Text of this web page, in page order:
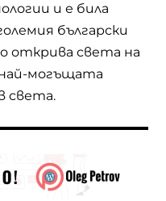
и е била
български
открива света на
най-могъщата
света.